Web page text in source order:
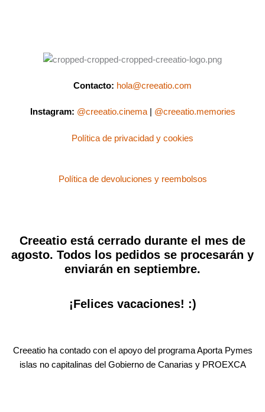
Contacto: hola@creeatio.com
Instagram: @creeatio.cinema| @creeatio.memories
Política de privacidad y cookies
Política de devoluciones y reembolsos
Creeatio está cerrado durante el mes de
agosto. Todos los pedidos se procesarán y
enviarán en septiembre.
¡Felices vacaciones! :)
Creeatio ha contado con el apoyo del programa Aporta Pymes
islas no capitalinas del Gobierno de Canarias y PROEXCA